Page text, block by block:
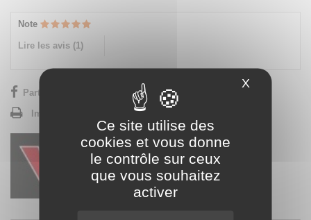
Ce site utilise des
cookies et vous donne
le contrôle sur ceux
que vous souhaitez
activer
X Masquer
Note
Lire les avis (1)
Partager sur Facebook !
Imprimer